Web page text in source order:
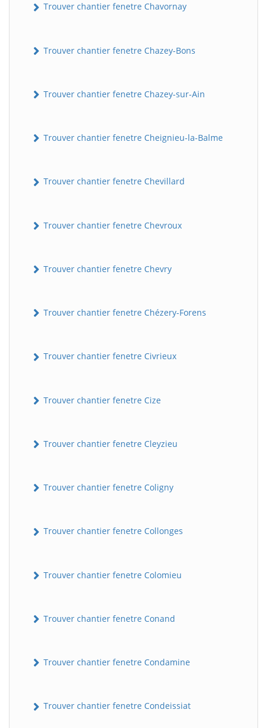
Trouver chantier fenetre Chavornay
Trouver chantier fenetre Chazey-Bons
Trouver chantier fenetre Chazey-sur-Ain
Trouver chantier fenetre Cheignieu-la-Balme
Trouver chantier fenetre Chevillard
Trouver chantier fenetre Chevroux
Trouver chantier fenetre Chevry
Trouver chantier fenetre Chézery-Forens
Trouver chantier fenetre Civrieux
Trouver chantier fenetre Cize
Trouver chantier fenetre Cleyzieu
Trouver chantier fenetre Coligny
Trouver chantier fenetre Collonges
Trouver chantier fenetre Colomieu
Trouver chantier fenetre Conand
Trouver chantier fenetre Condamine
Trouver chantier fenetre Condeissiat